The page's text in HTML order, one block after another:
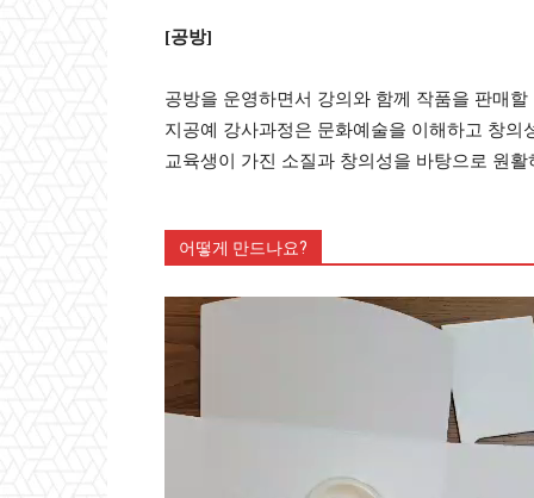
[공방]
공방을 운영하면서 강의와 함께 작품을 판매
지공예 강사과정은 문화예술을 이해하고 창
교육생이 가진 소질과 창의성을 바탕으로 원
어떻게 만드나요?